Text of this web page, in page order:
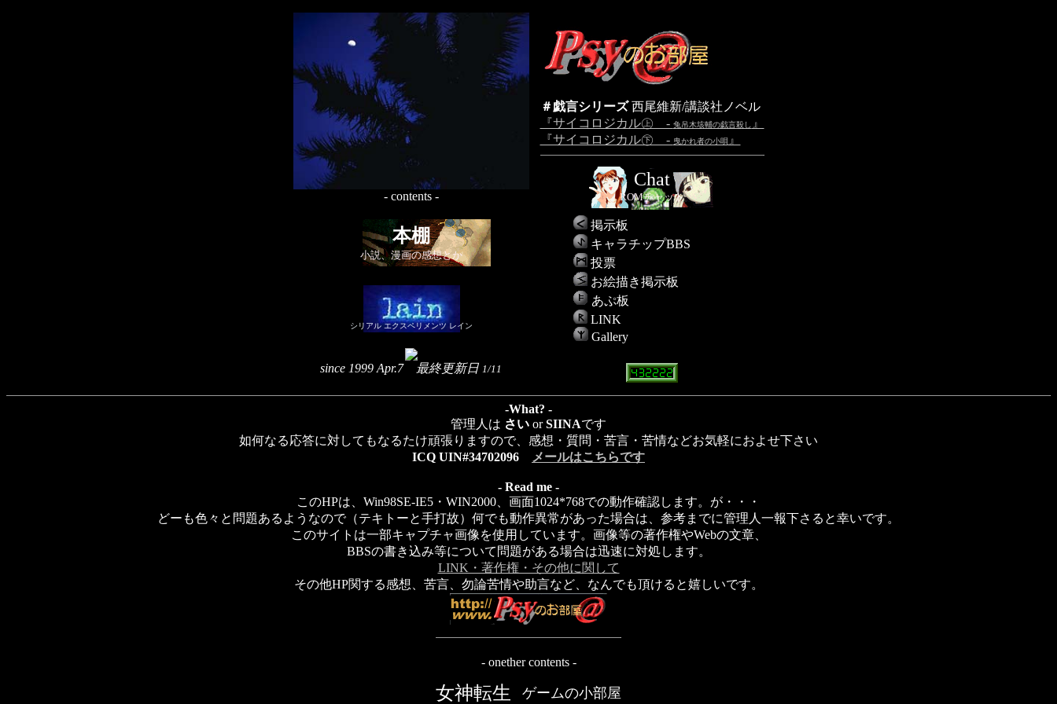
- contents -
本棚
小説、漫画の感想とか
シリアル エクスペリメンツ レイン
since 1999 Apr.7 最終更新日 1/11
＃戯言シリーズ西尾維新/講談社ノベル
『サイコロジカル㊤ - 兔吊木垓輔の戯言殺し
』
『サイコロジカル㊦ - 曳かれ者の小唄 』
Chat
ROMチャット
掲示板
キャラチップBBS
投票
お絵描き掲示板
あぷ板
LINK
Gallery
-What? -
管理人は さい orSIINAです
如何なる応答に対してもなるたけ頑張りますので、感想・質問・苦言・苦情などお気軽におよせ下さい
ICQ UIN#34702096
メールはこちらです
- Read me -
このHPは、Win98SE-IE5・WIN2000、画面1024*768での動作確認します。が・・・
どーも色々と問題あるようなので（テキトーと手打故）何でも動作異常があった場合は、参考までに管理人一報下さると幸いです。
このサイトは一部キャプチャ画像を使用しています。画像等の著作権やWebの文章、
BBSの書き込み等について問題がある場合は迅速に対処します。
LINK・著作権・その他に関して
その他HP関する感想、苦言、勿論苦情や助言など、なんでも頂けると嬉しいです。
- onether contents -
女神転生 ゲームの小部屋